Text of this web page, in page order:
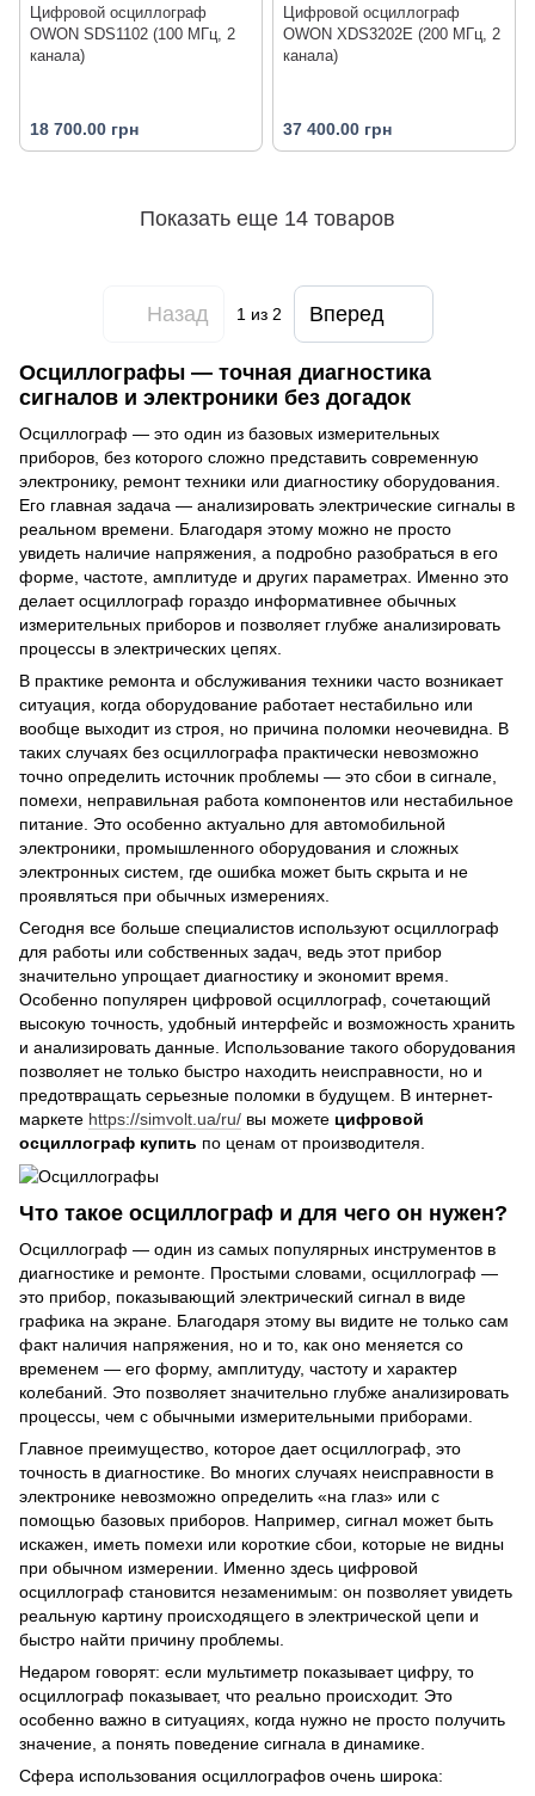
Цифровой осциллограф
OWON SDS1102 (100 МГц, 2
канала)
18 700.00 грн
Цифровой осциллограф
OWON XDS3202E (200 МГц, 2
канала)
37 400.00 грн
Показать еще 14 товаров
Назад 1из 2 Вперед
Осциллографы — точная диагностика
сигналов и электроники без догадок
Осциллограф — это один из базовых измерительных
приборов, без которого сложно представить современную
электронику, ремонт техники или диагностику оборудования.
Его главная задача — анализировать электрические сигналы в
реальном времени. Благодаря этому можно не просто
увидеть наличие напряжения, а подробно разобраться в его
форме, частоте, амплитуде и других параметрах. Именно это
делает осциллограф гораздо информативнее обычных
измерительных приборов и позволяет глубже анализировать
процессы в электрических цепях.
В практике ремонта и обслуживания техники часто возникает
ситуация, когда оборудование работает нестабильно или
вообще выходит из строя, но причина поломки неочевидна. В
таких случаях без осциллографа практически невозможно
точно определить источник проблемы — это сбои в сигнале,
помехи, неправильная работа компонентов или нестабильное
питание. Это особенно актуально для автомобильной
электроники, промышленного оборудования и сложных
электронных систем, где ошибка может быть скрыта и не
проявляться при обычных измерениях.
Сегодня все больше специалистов используют осциллограф
для работы или собственных задач, ведь этот прибор
значительно упрощает диагностику и экономит время.
Особенно популярен цифровой осциллограф, сочетающий
высокую точность, удобный интерфейс и возможность хранить
и анализировать данные. Использование такого оборудования
позволяет не только быстро находить неисправности, но и
предотвращать серьезные поломки в будущем. В интернет-
маркете https://simvolt.ua/ru/ вы можете цифровой
осциллограф купить по ценам от производителя.
Что такое осциллограф и для чего он нужен?
Осциллограф — один из самых популярных инструментов в
диагностике и ремонте. Простыми словами, осциллограф —
это прибор, показывающий электрический сигнал в виде
графика на экране. Благодаря этому вы видите не только сам
факт наличия напряжения, но и то, как оно меняется со
временем — его форму, амплитуду, частоту и характер
колебаний. Это позволяет значительно глубже анализировать
процессы, чем с обычными измерительными приборами.
Главное преимущество, которое дает осциллограф, это
точность в диагностике. Во многих случаях неисправности в
электронике невозможно определить «на глаз» или с
помощью базовых приборов. Например, сигнал может быть
искажен, иметь помехи или короткие сбои, которые не видны
при обычном измерении. Именно здесь цифровой
осциллограф становится незаменимым: он позволяет увидеть
реальную картину происходящего в электрической цепи и
быстро найти причину проблемы.
Недаром говорят: если мультиметр показывает цифру, то
осциллограф показывает, что реально происходит. Это
особенно важно в ситуациях, когда нужно не просто получить
значение, а понять поведение сигнала в динамике.
Сфера использования осциллографов очень широка: